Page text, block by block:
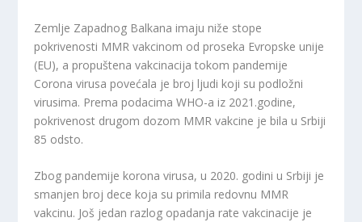
Zemlje Zapadnog Balkana imaju niže stope
pokrivenosti MMR vakcinom od proseka Evropske unije
(EU), a propuštena vakcinacija tokom pandemije
Corona virusa povećala je broj ljudi koji su podložni
virusima. Prema podacima WHO-a iz 2021.godine,
pokrivenost drugom dozom MMR vakcine je bila u Srbiji
85 odsto.
Zbog pandemije korona virusa, u 2020. godini u Srbiji je
smanjen broj dece koja su primila redovnu MMR
vakcinu. Još jedan razlog opadanja rate vakcinacije je